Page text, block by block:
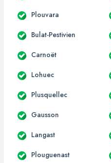
Plouvara
Bulat-Pestivien
Carnoët
Lohuec
Plusquellec
Gausson
Langast
Plouguenast